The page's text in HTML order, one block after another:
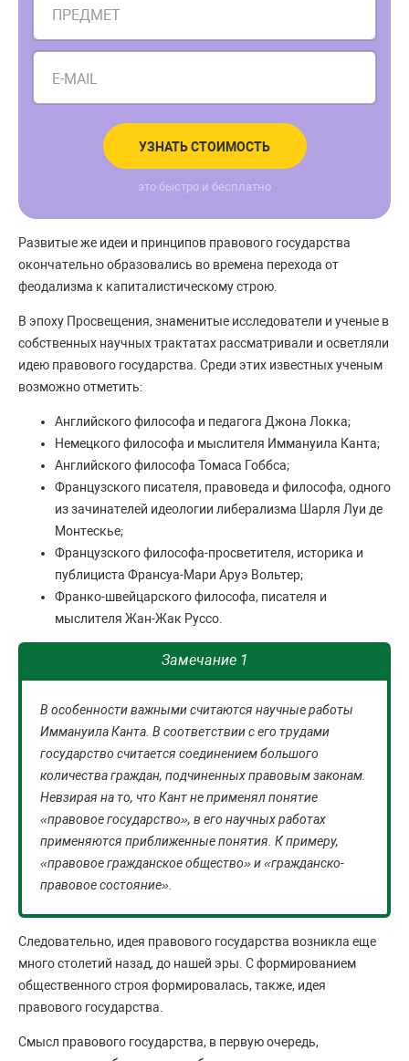
ПРЕДМЕТ
E-MAIL
УЗНАТЬ СТОИМОСТЬ
это быстро и бесплатно
Развитые же идеи и принципов правового государства
окончательно образовались во времена перехода от
феодализма к капиталистическому строю.
В эпоху Просвещения, знаменитые исследователи и ученые в
собственных научных трактатах рассматривали и осветляли
идею правового государства. Среди этих известных ученым
возможно отметить:
Английского философа и педагога Джона Локка;
Немецкого философа и мыслителя Иммануила Канта;
Английского философа Томаса Гоббса;
Французского писателя, правоведа и философа, одного
из зачинателей идеологии либерализма Шарля Луи де
Монтескье;
Французского философа-просветителя, историка и
публициста Франсуа-Мари Аруэ Вольтер;
Франко-швейцарского философа, писателя и
мыслителя Жан-Жак Руссо.
Замечание 1
В особенности важными считаются научные работы
Иммануила Канта. В соответствии с его трудами
государство считается соединением большого
количества граждан, подчиненных правовым законам.
Невзирая на то, что Кант не применял понятие
«правовое государство», в его научных работах
применяются приближенные понятия. К примеру,
«правовое гражданское общество» и «гражданско-
правовое состояние».
Следовательно, идея правового государства возникла еще
много столетий назад, до нашей эры. С формированием
общественного строя формировалась, также, идея
правового государства.
Смысл правового государства, в первую очередь,